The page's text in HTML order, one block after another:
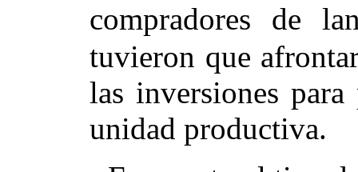
compradores de
tuvieron que
las inversiones
unidad productiva.